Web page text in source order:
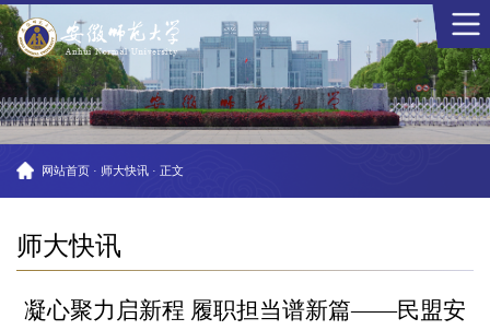
网站首页 · 师大快讯 · 正文
师大快讯
凝心聚力启新程 履职担当谱新篇——民盟安